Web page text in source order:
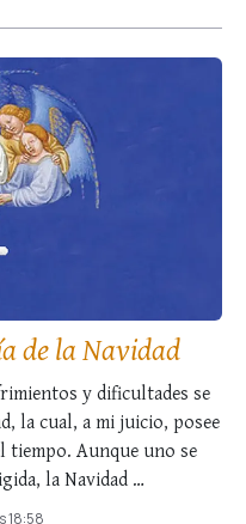
de la Navidad
y dificultades se
la cual, a mi juicio, posee
Aunque uno se
la Navidad …
18:58